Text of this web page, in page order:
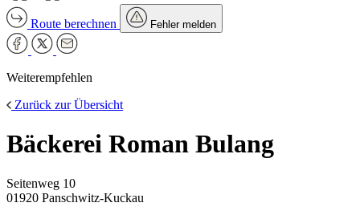
Route berechnen Fehler melden
Weiterempfehlen
Zurück zur Übersicht
Bäckerei Roman Bulang
Seitenweg 10
01920 Panschwitz-Kuckau